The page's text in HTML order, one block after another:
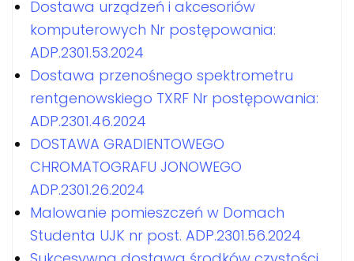
Dostawa urządzeń i akcesoriów
komputerowych Nr postępowania:
ADP.2301.53.2024
Dostawa przenośnego spektrometru
rentgenowskiego TXRF Nr postępowania:
ADP.2301.46.2024
DOSTAWA GRADIENTOWEGO
CHROMATOGRAFU JONOWEGO
ADP.2301.26.2024
Malowanie pomieszczeń w Domach
Studenta UJK nr post. ADP.2301.56.2024